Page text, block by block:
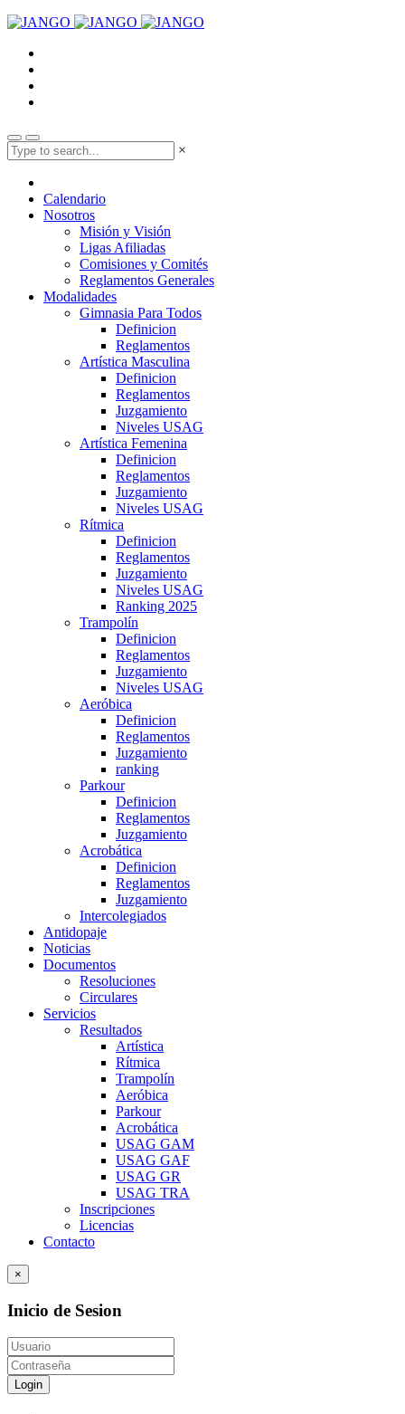
×
Calendario
Nosotros
Misión y Visión
Ligas Afiliadas
Comisiones y Comités
Reglamentos Generales
Modalidades
Gimnasia Para Todos
Definicion
Reglamentos
Artística Masculina
Definicion
Reglamentos
Juzgamiento
Niveles USAG
Artística Femenina
Definicion
Reglamentos
Juzgamiento
Niveles USAG
Rítmica
Definicion
Reglamentos
Juzgamiento
Niveles USAG
Ranking 2025
Trampolín
Definicion
Reglamentos
Juzgamiento
Niveles USAG
Aeróbica
Definicion
Reglamentos
Juzgamiento
ranking
Parkour
Definicion
Reglamentos
Juzgamiento
Acrobática
Definicion
Reglamentos
Juzgamiento
Intercolegiados
Antidopaje
Noticias
Documentos
Resoluciones
Circulares
Servicios
Resultados
Artística
Rítmica
Trampolín
Aeróbica
Parkour
Acrobática
USAG GAM
USAG GAF
USAG GR
USAG TRA
Inscripciones
Licencias
Contacto
×
Inicio de Sesion
Login